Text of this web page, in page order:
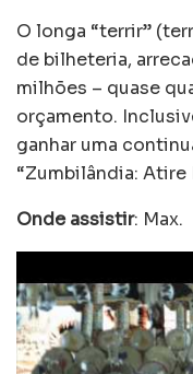
O longa “terrir”
de bilheteria,
milhões – quase
orçamento.
ganhar uma
“Zumbilândia: Atire
Onde assistir: Max.